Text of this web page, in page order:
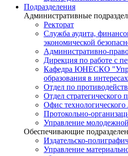
Подразделения
Административные
Ректорат
Служба аудита,
экономической
Административно-
Дирекция по работе с
Кафедра ЮНЕСКО
образования в
Отдел по
Отдел стратегического
Офис технологического
Протокольно-
Управление
Обеспечивающие
Издательско-
Управление